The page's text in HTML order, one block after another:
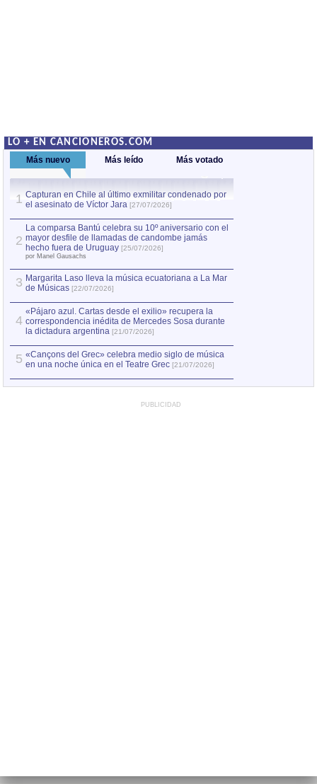
LO + EN CANCIONEROS.COM
Más nuevo Más leído Más votado
1 Capturan en Chile al último exmilitar condenado por
el asesinato de Víctor Jara [27/07/2026]
2
La comparsa Bantú celebra su 10º aniversario con el
mayor desfile de llamadas de candombe jamás
hecho fuera de Uruguay [25/07/2026]
por Manel Gausachs
3 Margarita Laso lleva la música ecuatoriana a La Mar
de Músicas [22/07/2026]
4
«Pájaro azul. Cartas desde el exilio» recupera la
correspondencia inédita de Mercedes Sosa durante
la dictadura argentina [21/07/2026]
5 «Cançons del Grec» celebra medio siglo de música
en una noche única en el Teatre Grec [21/07/2026]
PUBLICIDAD